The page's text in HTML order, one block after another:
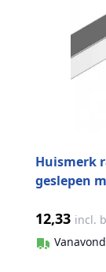
Huismerk
geslepen
12,33 incl.